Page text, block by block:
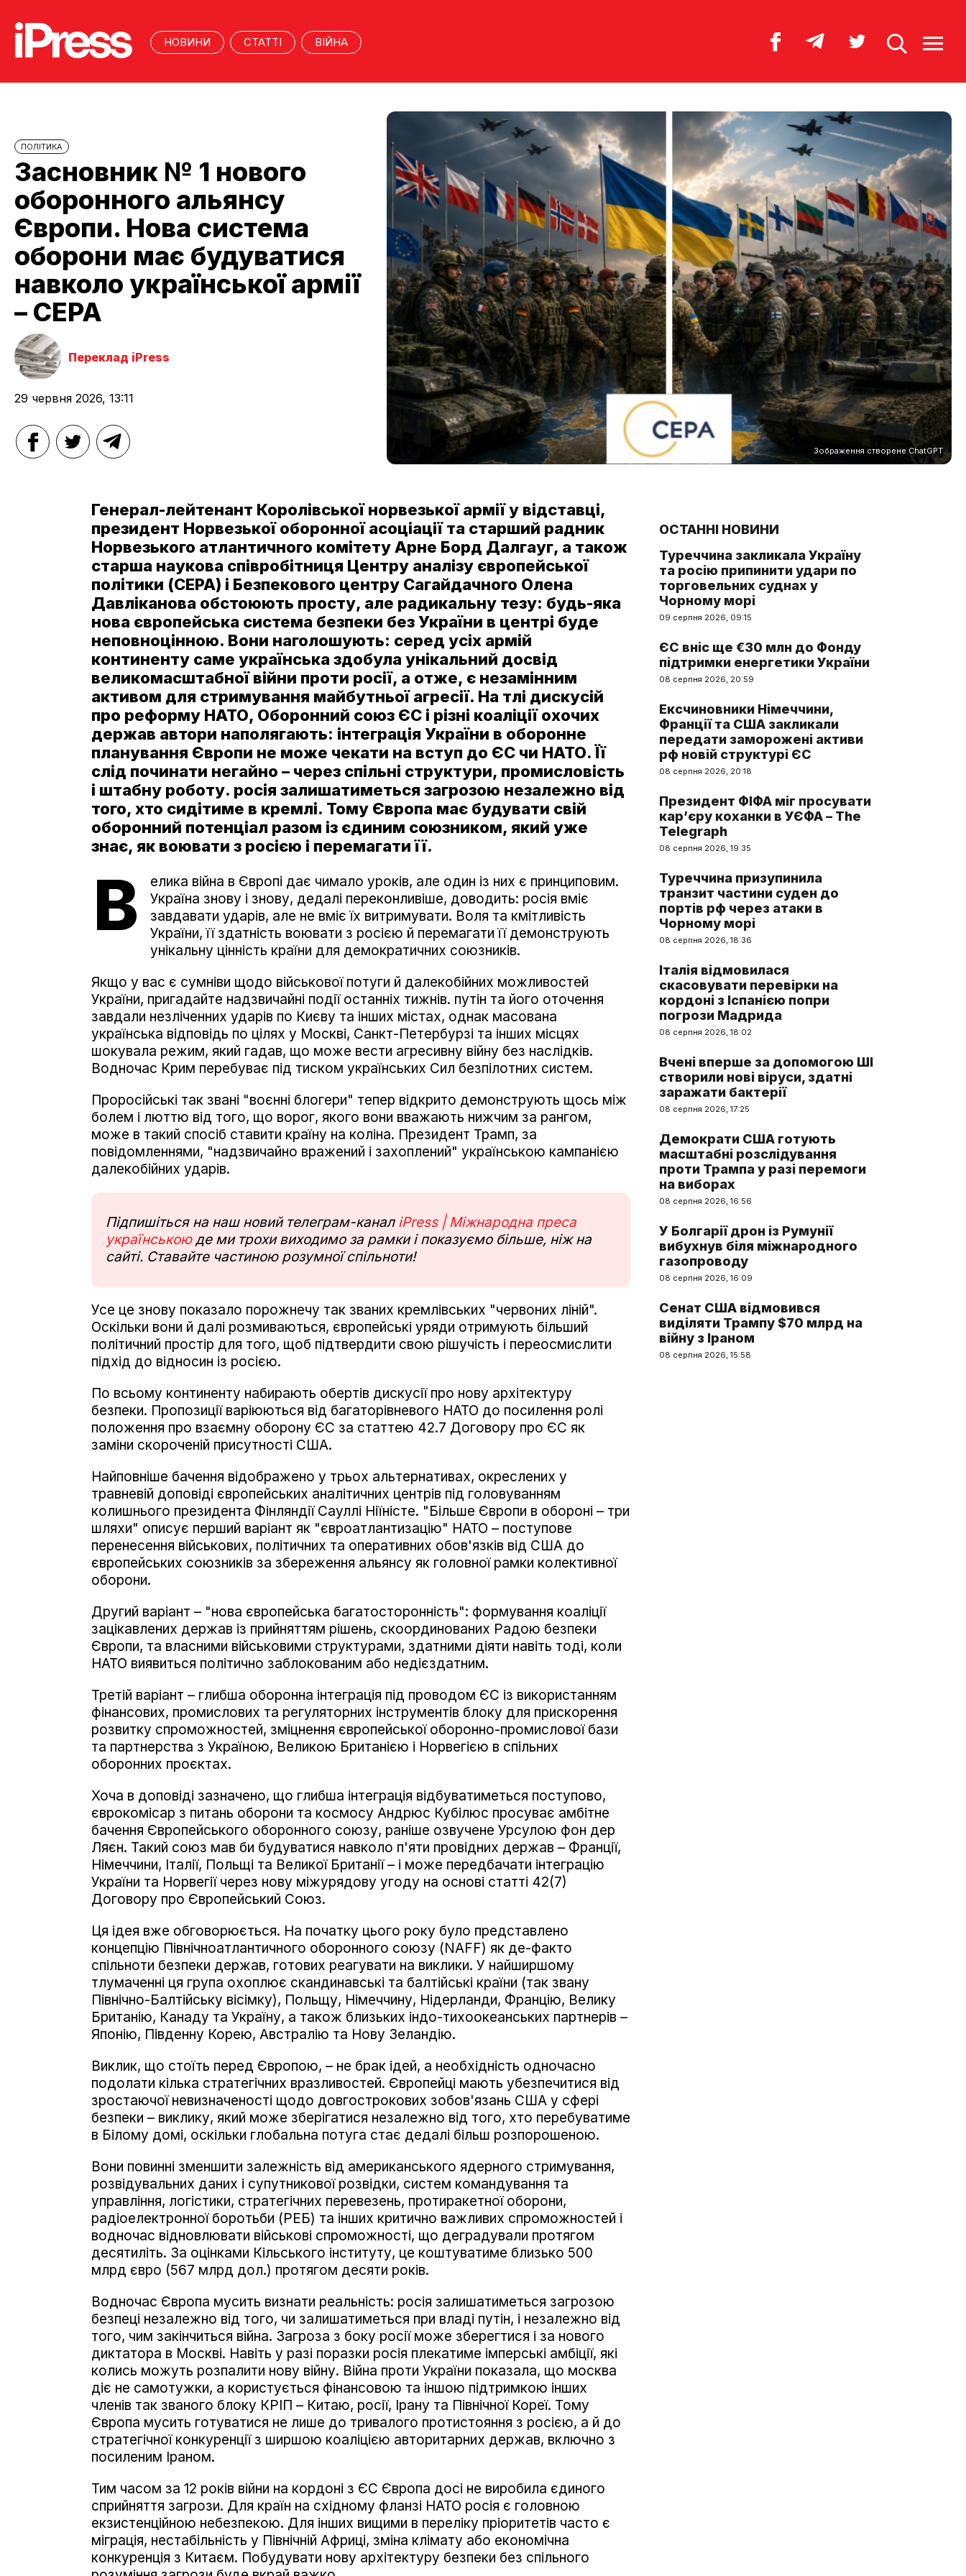
НОВИНИ СТАТТІ ВІЙНА
ПОЛІТИКА
Засновник № 1 нового
оборонного альянсу
Європи. Нова система
оборони має будуватися
навколо української армії
– CEPA
Переклад iPress
29 червня 2026, 13:11
Зображення створене ChatGPT
Генерал-лейтенант Королівської норвезької армії у відставці,
президент Норвезької оборонної асоціації та старший радник
Норвезького атлантичного комітету Арне Борд Далгауг, а також
старша наукова співробітниця Центру аналізу європейської
політики (CEPA) і Безпекового центру Сагайдачного Олена
Давліканова обстоюють просту, але радикальну тезу: будь-яка
нова європейська система безпеки без України в центрі буде
неповноцінною. Вони наголошують: серед усіх армій
континенту саме українська здобула унікальний досвід
великомасштабної війни проти росії, а отже, є незамінним
активом для стримування майбутньої агресії. На тлі дискусій
про реформу НАТО, Оборонний союз ЄС і різні коаліції охочих
держав автори наполягають: інтеграція України в оборонне
планування Європи не може чекати на вступ до ЄС чи НАТО. Її
слід починати негайно – через спільні структури, промисловість
і штабну роботу. росія залишатиметься загрозою незалежно від
того, хто сидітиме в кремлі. Тому Європа має будувати свій
оборонний потенціал разом із єдиним союзником, який уже
знає, як воювати з росією і перемагати її.
В
елика війна в Європі дає чимало уроків, але один із них є принциповим.
Україна знову і знову, дедалі переконливіше, доводить: росія вміє
завдавати ударів, але не вміє їх витримувати. Воля та кмітливість
України, її здатність воювати з росією й перемагати її демонструють
унікальну цінність країни для демократичних союзників.
Якщо у вас є сумніви щодо військової потуги й далекобійних можливостей
України, пригадайте надзвичайні події останніх тижнів. путін та його оточення
завдали незліченних ударів по Києву та інших містах, однак масована
українська відповідь по цілях у Москві, Санкт-Петербурзі та інших місцях
шокувала режим, який гадав, що може вести агресивну війну без наслідків.
Водночас Крим перебуває під тиском українських Сил безпілотних систем.
Проросійські так звані "воєнні блогери" тепер відкрито демонструють щось між
болем і люттю від того, що ворог, якого вони вважають нижчим за рангом,
може в такий спосіб ставити країну на коліна. Президент Трамп, за
повідомленнями, "надзвичайно вражений і захоплений" українською кампанією
далекобійних ударів.
Підпишіться на наш новий телеграм-канал iPress | Міжнародна преса
українськоюде ми трохи виходимо за рамки і показуємо більше, ніж на
сайті. Ставайте частиною розумної спільноти!
Усе це знову показало порожнечу так званих кремлівських "червоних ліній".
Оскільки вони й далі розмиваються, європейські уряди отримують більший
політичний простір для того, щоб підтвердити свою рішучість і переосмислити
підхід до відносин із росією.
По всьому континенту набирають обертів дискусії про нову архітектуру
безпеки. Пропозиції варіюються від багаторівневого НАТО до посилення ролі
положення про взаємну оборону ЄС за статтею 42.7 Договору про ЄС як
заміни скороченій присутності США.
Найповніше бачення відображено у трьох альтернативах, окреслених у
травневій доповіді європейських аналітичних центрів під головуванням
колишнього президента Фінляндії Сауллі Ніїністе. "Більше Європи в обороні – три
шляхи" описує перший варіант як "євроатлантизацію" НАТО – поступове
перенесення військових, політичних та оперативних обов'язків від США до
європейських союзників за збереження альянсу як головної рамки колективної
оборони.
Другий варіант – "нова європейська багатосторонність": формування коаліції
зацікавлених держав із прийняттям рішень, скоординованих Радою безпеки
Європи, та власними військовими структурами, здатними діяти навіть тоді, коли
НАТО виявиться політично заблокованим або недієздатним.
Третій варіант – глибша оборонна інтеграція під проводом ЄС із використанням
фінансових, промислових та регуляторних інструментів блоку для прискорення
розвитку спроможностей, зміцнення європейської оборонно-промислової бази
та партнерства з Україною, Великою Британією і Норвегією в спільних
оборонних проєктах.
Хоча в доповіді зазначено, що глибша інтеграція відбуватиметься поступово,
єврокомісар з питань оборони та космосу Андрюс Кубілюс просуває амбітне
бачення Європейського оборонного союзу, раніше озвучене Урсулою фон дер
Ляєн. Такий союз мав би будуватися навколо п'яти провідних держав – Франції,
Німеччини, Італії, Польщі та Великої Британії – і може передбачати інтеграцію
України та Норвегії через нову міжурядову угоду на основі статті 42(7)
Договору про Європейський Союз.
Ця ідея вже обговорюється. На початку цього року було представлено
концепцію Північноатлантичного оборонного союзу (NAFF) як де-факто
спільноти безпеки держав, готових реагувати на виклики. У найширшому
тлумаченні ця група охоплює скандинавські та балтійські країни (так звану
Північно-Балтійську вісімку), Польщу, Німеччину, Нідерланди, Францію, Велику
Британію, Канаду та Україну, а також близьких індо-тихоокеанських партнерів –
Японію, Південну Корею, Австралію та Нову Зеландію.
Виклик, що стоїть перед Європою, – не брак ідей, а необхідність одночасно
подолати кілька стратегічних вразливостей. Європейці мають убезпечитися від
зростаючої невизначеності щодо довгострокових зобов'язань США у сфері
безпеки – виклику, який може зберігатися незалежно від того, хто перебуватиме
в Білому домі, оскільки глобальна потуга стає дедалі більш розпорошеною.
Вони повинні зменшити залежність від американського ядерного стримування,
розвідувальних даних і супутникової розвідки, систем командування та
управління, логістики, стратегічних перевезень, протиракетної оборони,
радіоелектронної боротьби (РЕБ) та інших критично важливих спроможностей і
водночас відновлювати військові спроможності, що деградували протягом
десятиліть. За оцінками Кільського інституту, це коштуватиме близько 500
млрд євро (567 млрд дол.) протягом десяти років.
Водночас Європа мусить визнати реальність: росія залишатиметься загрозою
безпеці незалежно від того, чи залишатиметься при владі путін, і незалежно від
того, чим закінчиться війна. Загроза з боку росії може зберегтися і за нового
диктатора в Москві. Навіть у разі поразки росія плекатиме імперські амбіції, які
колись можуть розпалити нову війну. Війна проти України показала, що москва
діє не самотужки, а користується фінансовою та іншою підтримкою інших
членів так званого блоку КРІП – Китаю, росії, Ірану та Північної Кореї. Тому
Європа мусить готуватися не лише до тривалого протистояння з росією, а й до
стратегічної конкуренції з ширшою коаліцією авторитарних держав, включно з
посиленим Іраном.
Тим часом за 12 років війни на кордоні з ЄС Європа досі не виробила єдиного
сприйняття загрози. Для країн на східному фланзі НАТО росія є головною
екзистенційною небезпекою. Для інших вищими в переліку пріоритетів часто є
міграція, нестабільність у Північній Африці, зміна клімату або економічна
конкуренція з Китаєм. Побудувати нову архітектуру безпеки без спільного
ОСТАННІ НОВИНИ
Туреччина закликала Україну
та росію припинити удари по
торговельних суднах у
Чорному морі
09 серпня 2026, 09:15
ЄС вніс ще €30 млн до Фонду
підтримки енергетики України
08 серпня 2026, 20:59
Ексчиновники Німеччини,
Франції та США закликали
передати заморожені активи
рф новій структурі ЄС
08 серпня 2026, 20:18
Президент ФІФА міг просувати
кар’єру коханки в УЄФА – The
Telegraph
08 серпня 2026, 19:35
Туреччина призупинила
транзит частини суден до
портів рф через атаки в
Чорному морі
08 серпня 2026, 18:36
Італія відмовилася
скасовувати перевірки на
кордоні з Іспанією попри
погрози Мадрида
08 серпня 2026, 18:02
Вчені вперше за допомогою ШІ
створили нові віруси, здатні
заражати бактерії
08 серпня 2026, 17:25
Демократи США готують
масштабні розслідування
проти Трампа у разі перемоги
на виборах
08 серпня 2026, 16:56
У Болгарії дрон із Румунії
вибухнув біля міжнародного
газопроводу
08 серпня 2026, 16:09
Сенат США відмовився
виділяти Трампу $70 млрд на
війну з Іраном
08 серпня 2026, 15:58